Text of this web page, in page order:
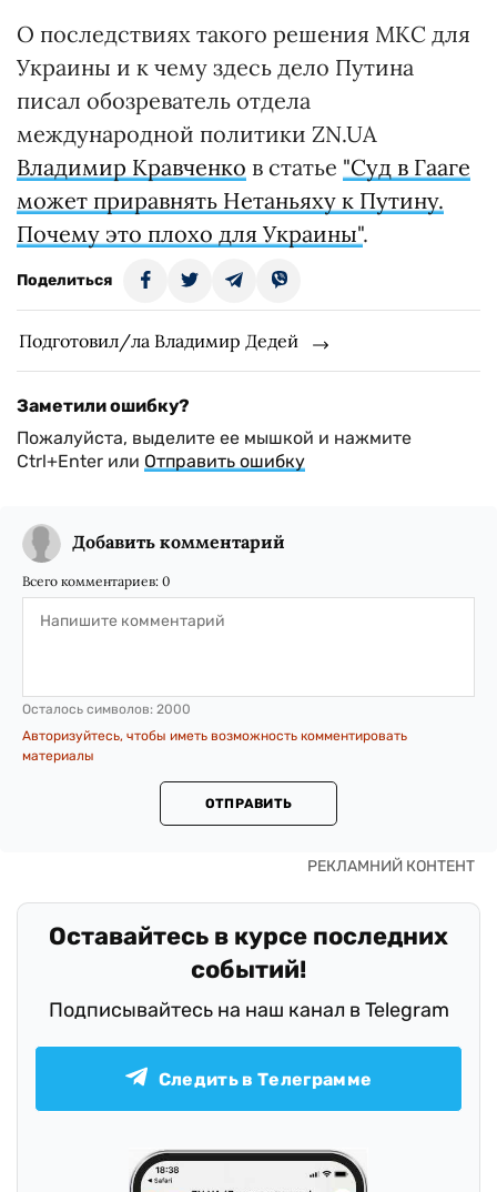
О последствиях такого решения МКС для
Украины и к чему здесь дело Путина
писал обозреватель отдела
международной политики ZN.UA
Владимир Кравченко в статье "Суд в Гааге
может приравнять Нетаньяху к Путину.
Почему это плохо для Украины".
Поделиться
Подготовил/ла Владимир Дедей
Заметили ошибку?
Пожалуйста, выделите ее мышкой и нажмите
Ctrl+Enter или Отправить ошибку
Добавить комментарий
Всего комментариев: 0
Осталось символов: 2000
Авторизуйтесь, чтобы иметь возможность комментировать
материалы
ОТПРАВИТЬ
Оставайтесь в курсе последних
событий!
Подписывайтесь на наш канал в Telegram
Следить в Телеграмме